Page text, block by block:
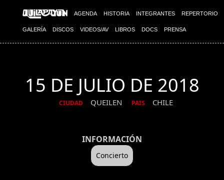
AGENDA HISTORIA INTEGRANTES REPERTORIO
GALERÍA DISCOS VIDEOS/AV LIBROS DOCS PRENSA
15 DE JULIO DE 2018
CIUDAD QUEILEN PAIS CHILE
INFORMACIÓN
Concierto